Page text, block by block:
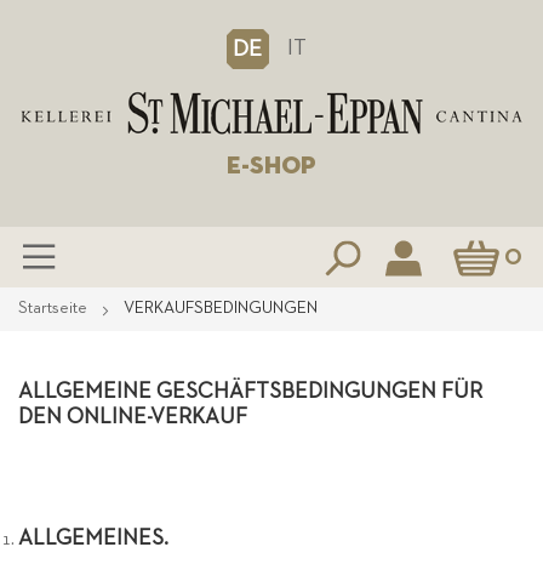
DE IT
E-SHOP
Mein 0
Zum
Startseite VERKAUFSBEDINGUNGEN
ALLGEMEINE GESCHÄFTSBEDINGUNGEN FÜR
DEN ONLINE-VERKAUF
ALLGEMEINES.